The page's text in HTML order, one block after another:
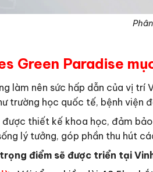
Green Paradise
làm nên sức hấp dẫn của vị
trường học quốc tế, bệnh viện
thiết kế khoa học, đảm
lý tưởng, góp phần thu hút
điểm sẽ được triển tại